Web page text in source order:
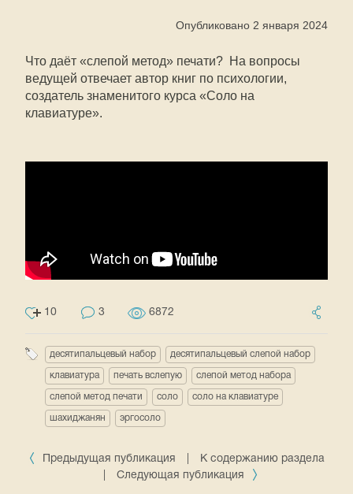
Опубликовано 2 января 2024
Что даёт «слепой метод» печати? На вопросы
ведущей отвечает автор книг по психологии,
создатель знаменитого курса «Соло на
клавиатуре».
10 3 6872
десятипальцевый набор десятипальцевый слепой набор
клавиатура печать вслепую слепой метод набора
слепой метод печати соло соло на клавиатуре
шахиджанян эргосоло
Предыдущая публикация
К содержанию раздела
Следующая публикация